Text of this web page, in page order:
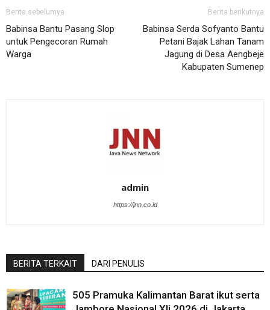
Berita sebelumya
Babinsa Bantu Pasang Slop
untuk Pengecoran Rumah
Warga
Berita berikutnya
Babinsa Serda Sofyanto Bantu
Petani Bajak Lahan Tanam
Jagung di Desa Aengbeje
Kabupaten Sumenep
admin
https://jnn.co.id
BERITA TERKAIT DARI PENULIS
505 Pramuka Kalimantan Barat ikut serta